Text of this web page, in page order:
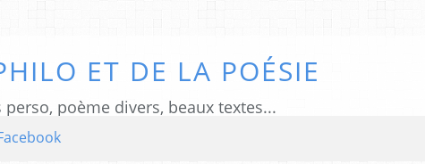
ET DE LA POÉSIE
poème divers, beaux textes...